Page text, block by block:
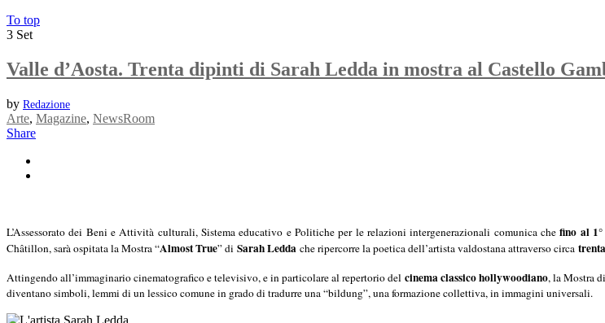
To top
3 Set
Valle d’Aosta. Trenta dipinti di Sarah Ledda in mostra al Castello
by Redazione
Arte, Magazine, NewsRoom
Share
L’Assessorato dei Beni e Attività culturali, Sistema educativo e Politiche per le relazioni intergenerazionali comunica chefino al
Châtillon, sarà ospitata la Mostra “Almost True” di Sarah Ledda che ripercorre la poetica dell’artista valdostana attraverso circa
Attingendo all’immaginario cinematografico e televisivo, e in particolare al repertorio del cinema classico hollywoodiano, la Mostra
diventano simboli, lemmi di un lessico comune in grado di tradurre una “bildung”, una formazione collettiva, in immagini universali.